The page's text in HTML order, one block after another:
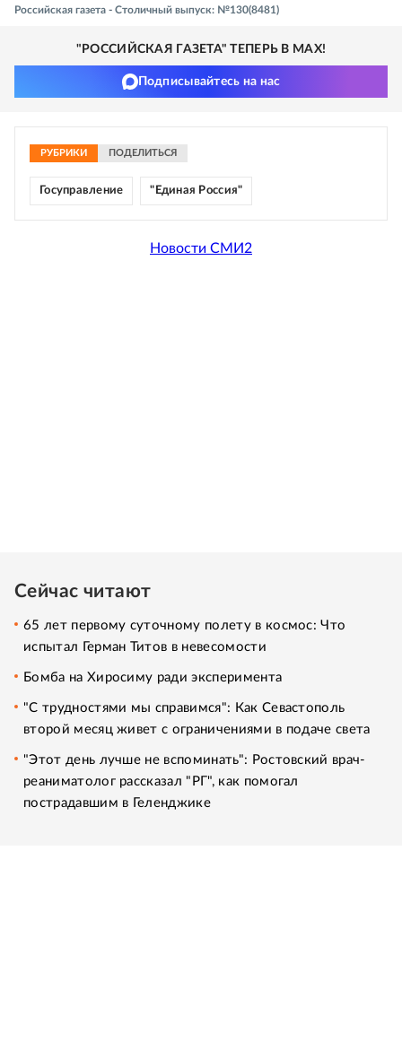
Российская газета - Столичный выпуск: №130(8481)
"РОССИЙСКАЯ ГАЗЕТА" ТЕПЕРЬ В MAX!
Подписывайтесь на нас
РУБРИКИ ПОДЕЛИТЬСЯ
Госуправление "Единая Россия"
Новости СМИ2
Сейчас читают
65 лет первому суточному полету в космос: Что
испытал Герман Титов в невесомости
Бомба на Хиросиму ради эксперимента
"С трудностями мы справимся": Как Севастополь
второй месяц живет с ограничениями в подаче света
"Этот день лучше не вспоминать": Ростовский врач-
реаниматолог рассказал "РГ", как помогал
пострадавшим в Геленджике